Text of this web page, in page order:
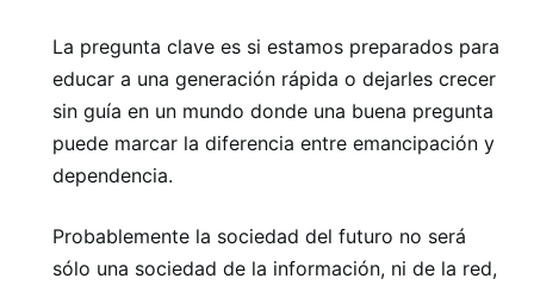
La pregunta clave es si estamos preparados para
educar a una generación rápida o dejarles crecer
sin guía en un mundo donde una buena pregunta
puede marcar la diferencia entre emancipación y
dependencia.
Probablemente la sociedad del futuro no será
sólo una sociedad de la información, ni de la red,